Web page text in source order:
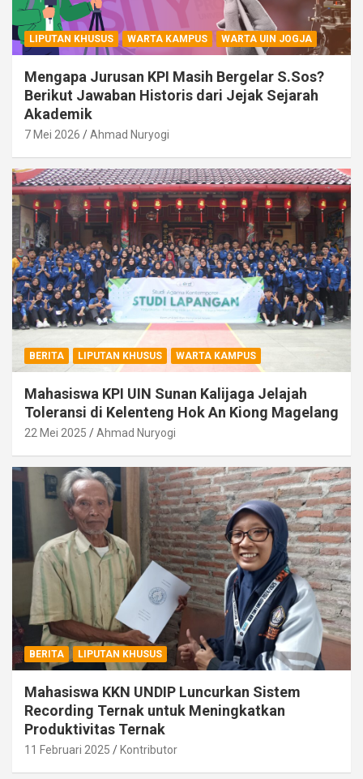
LIPUTAN KHUSUS WARTA KAMPUS WARTA UIN JOGJA
Mengapa Jurusan KPI Masih Bergelar S.Sos?
Berikut Jawaban Historis dari Jejak Sejarah
Akademik
7 Mei 2026 Ahmad Nuryogi
BERITA LIPUTAN KHUSUS WARTA KAMPUS
Mahasiswa KPI UIN Sunan Kalijaga Jelajah
Toleransi di Kelenteng Hok An Kiong Magelang
22 Mei 2025 Ahmad Nuryogi
BERITA LIPUTAN KHUSUS
Mahasiswa KKN UNDIP Luncurkan Sistem
Recording Ternak untuk Meningkatkan
Produktivitas Ternak
11 Februari 2025 Kontributor